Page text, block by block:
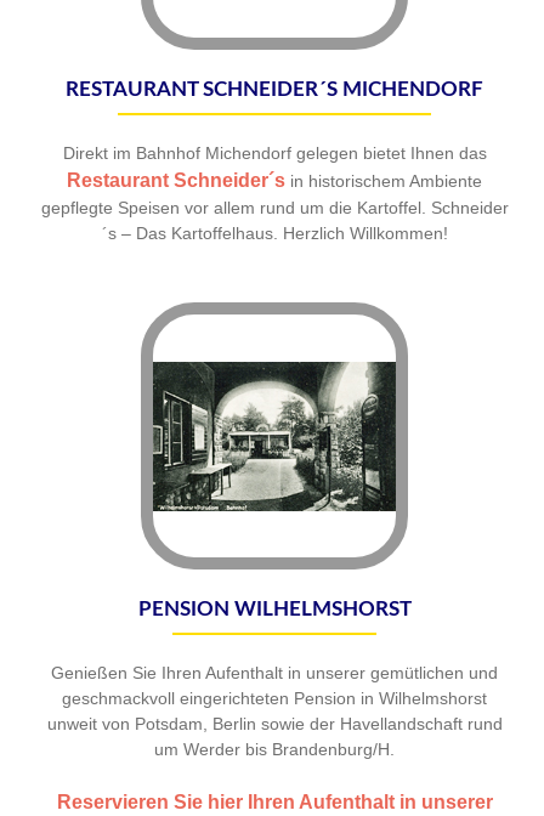
RESTAURANT SCHNEIDER´S MICHENDORF
Direkt im Bahnhof Michendorf gelegen bietet Ihnen das
Restaurant Schneider´s in historischem Ambiente
gepflegte Speisen vor allem rund um die Kartoffel. Schneider
´s – Das Kartoffelhaus. Herzlich Willkommen!
PENSION WILHELMSHORST
Genießen Sie Ihren Aufenthalt in unserer gemütlichen und
geschmackvoll eingerichteten Pension in Wilhelmshorst
unweit von Potsdam, Berlin sowie der Havellandschaft rund
um Werder bis Brandenburg/H.
Reservieren Sie hier Ihren Aufenthalt in unserer